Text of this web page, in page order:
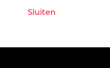
Sluiten